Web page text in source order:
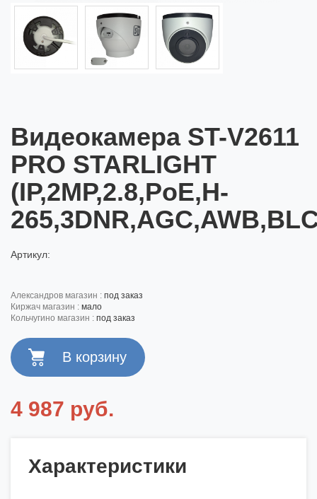
Видеокамера ST-V2611
PRO STARLIGHT
(IP,2MP,2.8,PoE,H-
Артикул:
александров магазин : под заказ
киржач магазин : мало
кольчугино магазин : под заказ
4 987 руб.
Характеристики